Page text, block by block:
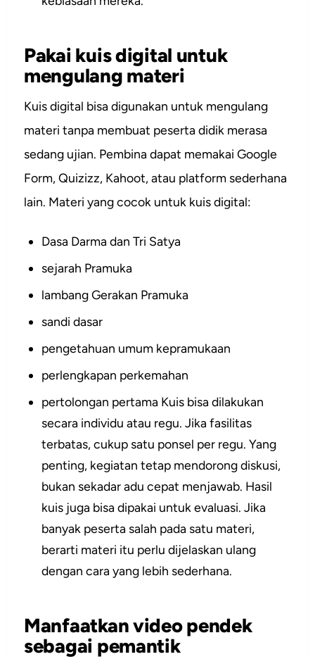
Pakai kuis digital untuk
mengulang materi
Kuis digital bisa digunakan untuk mengulang
materi tanpa membuat peserta didik merasa
sedang ujian. Pembina dapat memakai Google
Form, Quizizz, Kahoot, atau platform sederhana
lain. Materi yang cocok untuk kuis digital:
Dasa Darma dan Tri Satya
sejarah Pramuka
lambang Gerakan Pramuka
sandi dasar
pengetahuan umum kepramukaan
perlengkapan perkemahan
pertolongan pertama Kuis bisa dilakukan
secara individu atau regu. Jika fasilitas
terbatas, cukup satu ponsel per regu. Yang
penting, kegiatan tetap mendorong diskusi,
bukan sekadar adu cepat menjawab. Hasil
kuis juga bisa dipakai untuk evaluasi. Jika
banyak peserta salah pada satu materi,
berarti materi itu perlu dijelaskan ulang
dengan cara yang lebih sederhana.
Manfaatkan video pendek
sebagai pemantik